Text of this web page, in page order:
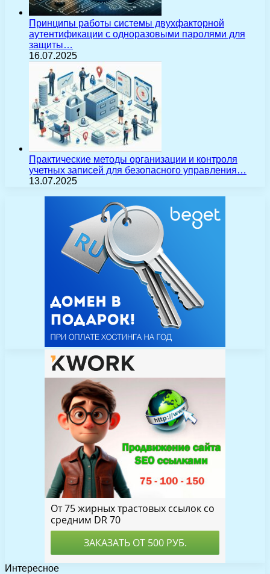
Принципы работы системы двухфакторной
аутентификации с одноразовыми паролями для
защиты…
16.07.2025
Практические методы организации и контроля
учетных записей для безопасного управления…
13.07.2025
Интересное